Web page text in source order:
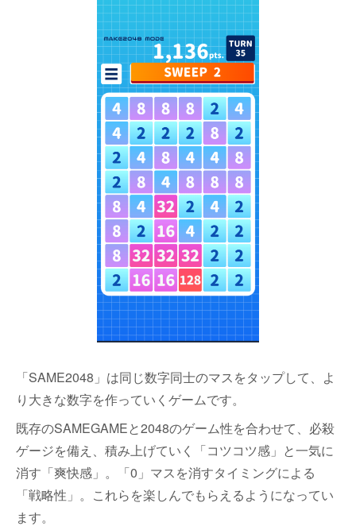
「SAME2048」は同じ数字同士のマスをタップして、よ
り大きな数字を作っていくゲームです。
既存のSAMEGAMEと2048のゲーム性を合わせて、必殺
ゲージを備え、積み上げていく「コツコツ感」と一気に
消す「爽快感」。「0」マスを消すタイミングによる
「戦略性」。これらを楽しんでもらえるようになってい
ます。